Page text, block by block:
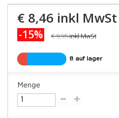
€ 8,46 inkl MwSt
-15% € 9,95inkl MwSt
8 auf lager
Menge